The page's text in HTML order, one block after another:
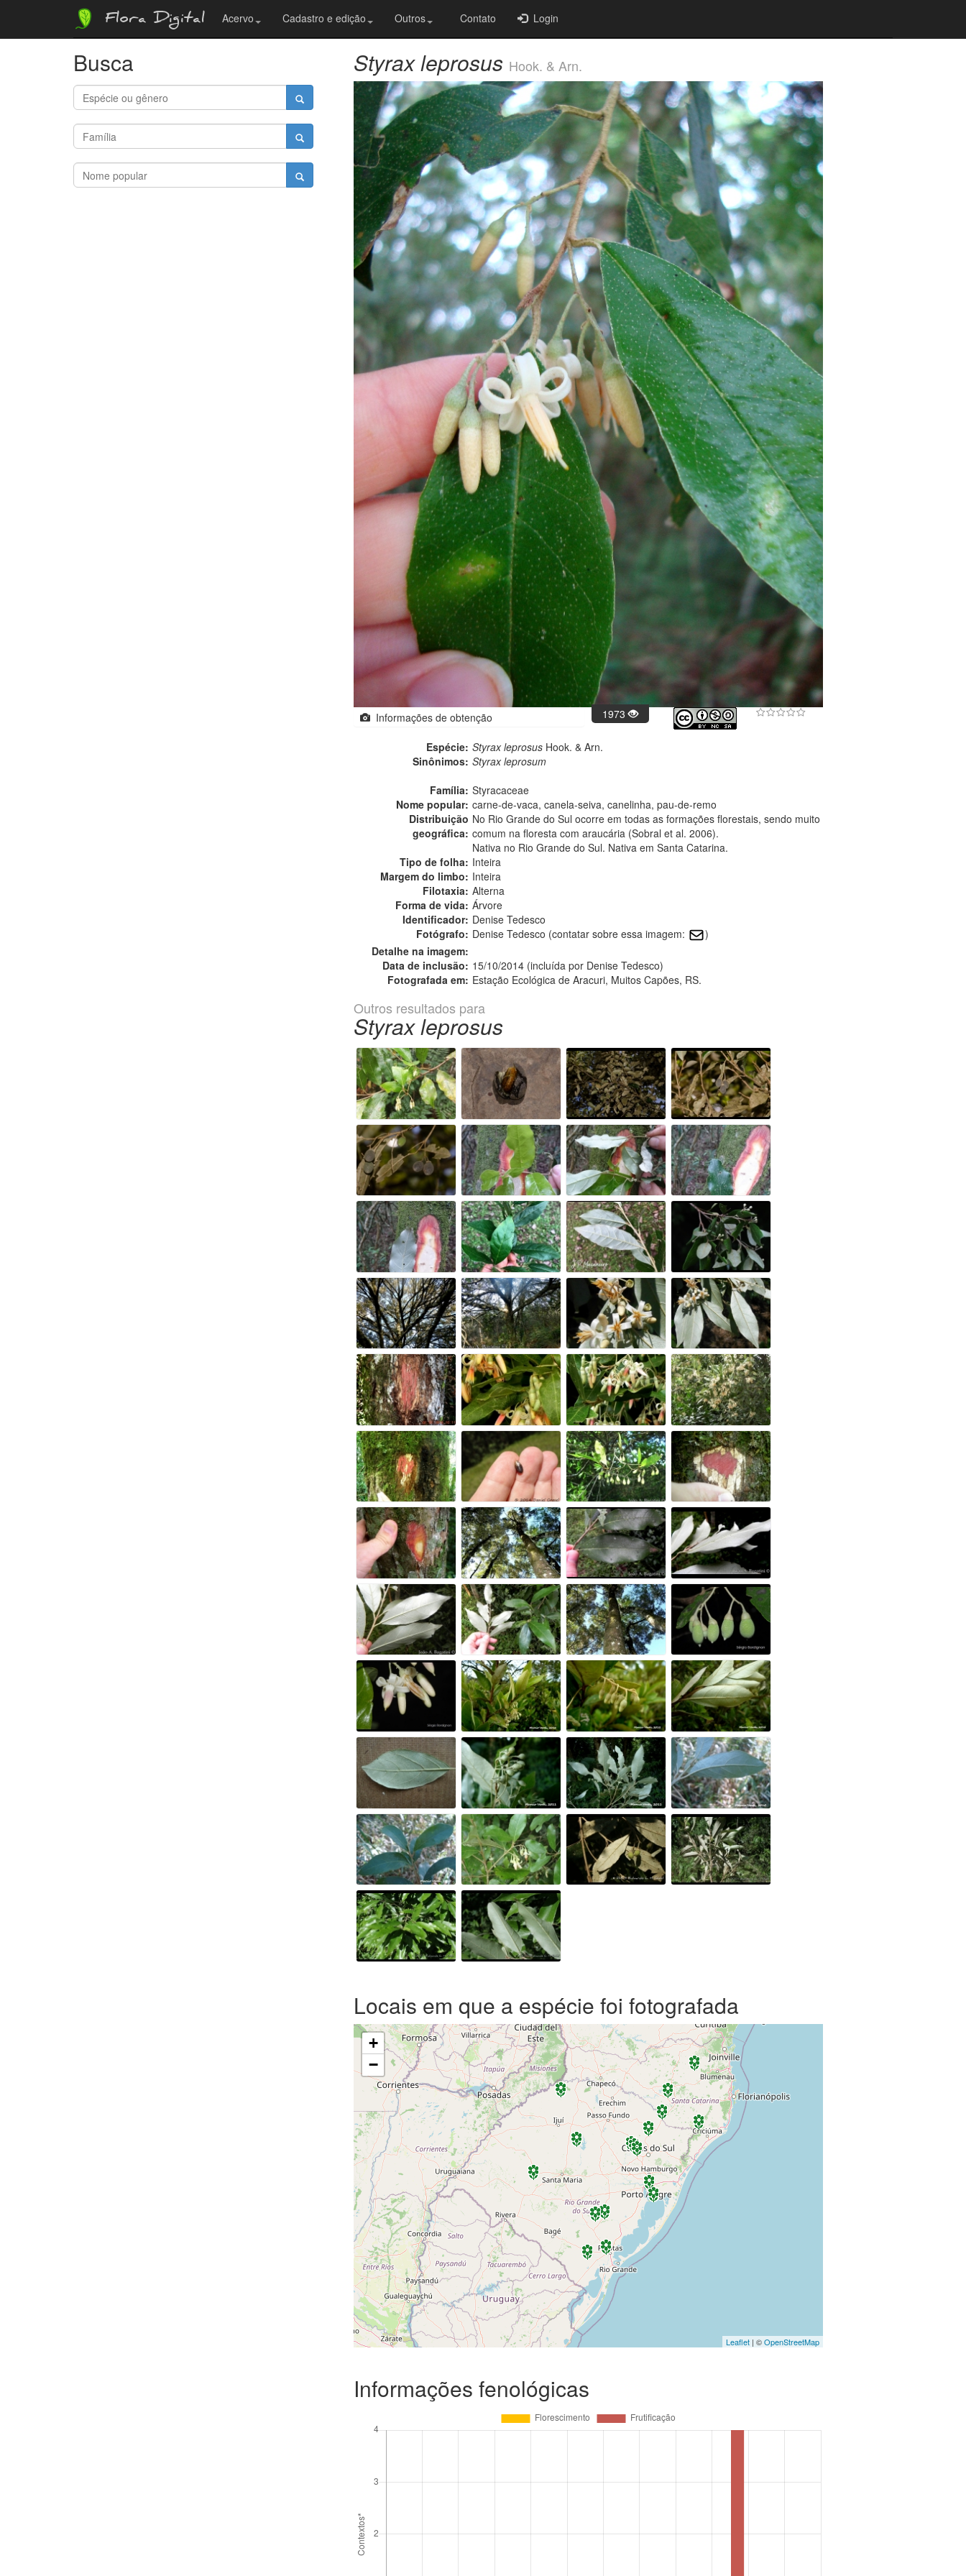
Flora Digital Acervo Cadastro e edição Outros Contato Login
Busca Styrax leprosus Hook. & Arn.
Informações de obtenção 1973
Espécie: Styrax leprosus Hook. & Arn.
Sinônimos: Styrax leprosum
Família: Styracaceae
Nome popular: carne-de-vaca, canela-seiva, canelinha, pau-de-remo
Distribuição
geográfica:
No Rio Grande do Sul ocorre em todas as formações florestais, sendo muito
comum na floresta com araucária (Sobral et al. 2006).
Nativa no Rio Grande do Sul. Nativa em Santa Catarina.
Tipo de folha: Inteira
Margem do limbo: Inteira
Filotaxia: Alterna
Forma de vida: Árvore
Identificador: Denise Tedesco
Fotógrafo: Denise Tedesco (contatar sobre essa imagem:
)
Detalhe na imagem:
Data de inclusão: 15/10/2014 (incluída por Denise Tedesco)
Fotografada em: Estação Ecológica de Aracuri, Muitos Capões, RS.
Outros resultados para
Styrax leprosus
Locais em que a espécie foi fotografada
+
−
Leaflet| ©OpenStreetMap
Informações fenológicas